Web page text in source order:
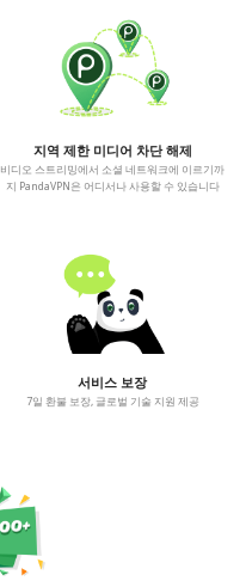
지역 제한 미디어 차단 해제
비디오 스트리밍에서 소셜 네트워크에 이르기까
지 PandaVPN은 어디서나 사용할 수 있습니다
서비스 보장
7일 환불 보장, 글로벌 기술 지원 제공